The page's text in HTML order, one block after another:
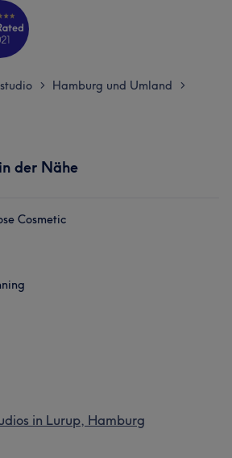
> Hamburg und Umland >
der Nähe
Cosmetic
in Lurup, Hamburg